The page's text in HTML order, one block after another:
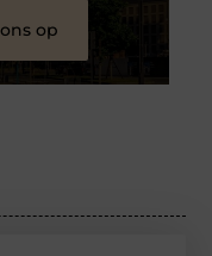
op